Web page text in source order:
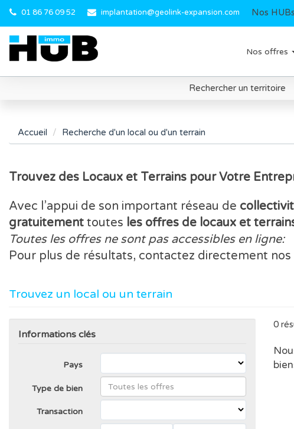
01 86 76 09 52 implantation@geolink-expansion.com Nos HUBs
Nos offres
Rechercher un territoire
Accueil Recherche d'un local ou d'un terrain
Trouvez des Locaux et Terrains pour Votre
Avec l’appui de son important réseau de
gratuitement toutes les offres de locaux et
Toutes les offres ne sont pas accessibles en ligne:
Pour plus de résultats, contactez directement nos
Trouvez un local ou un terrain
Informations clés
Pays
Type de bien
Transaction
0